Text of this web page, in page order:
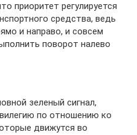
приоритет регулируется
средства, ведь
и направо, и совсем
поворот налево
зеленый сигнал,
по отношению ко
движутся во